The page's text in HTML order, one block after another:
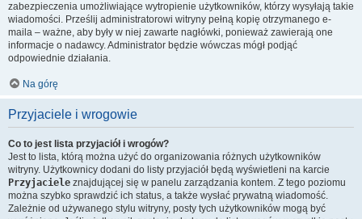
zabezpieczenia umożliwiające wytropienie użytkowników, którzy wysyłają takie
wiadomości. Prześlij administratorowi witryny pełną kopię otrzymanego e-
maila – ważne, aby były w niej zawarte nagłówki, ponieważ zawierają one
informacje o nadawcy. Administrator będzie wówczas mógł podjąć
odpowiednie działania.
Na górę
Przyjaciele i wrogowie
Co to jest lista przyjaciół i wrogów?
Jest to lista, którą można użyć do organizowania różnych użytkowników
witryny. Użytkownicy dodani do listy przyjaciół będą wyświetleni na karcie
Przyjaciele znajdującej się w panelu zarządzania kontem. Z tego poziomu
można szybko sprawdzić ich status, a także wysłać prywatną wiadomość.
Zależnie od używanego stylu witryny, posty tych użytkowników mogą być